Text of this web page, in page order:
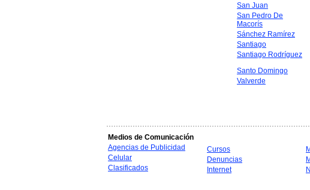
San Juan
San Pedro De
Macorís
Sánchez Ramírez
Santiago
Santiago Rodríguez
Santo Domingo
Valverde
Medios de Comunicación
Agencias de Publicidad
Celular
Clasificados
Cursos
Denuncias
Internet